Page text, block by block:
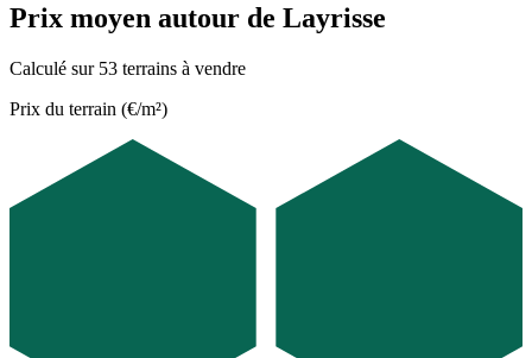
Prix moyen autour de Layrisse
Calculé sur 53 terrains à vendre
Prix du terrain (€/m²)